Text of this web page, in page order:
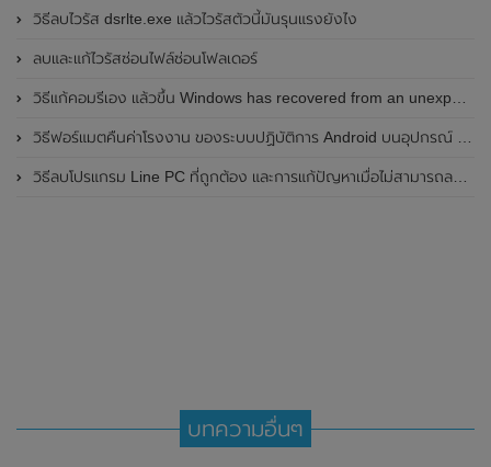
วิธีลบไวรัส dsrlte.exe แล้วไวรัสตัวนี้มันรุนแรงยังไง
ลบและแก้ไวรัสซ่อนไฟล์ซ่อนโฟลเดอร์
วิธีแก้คอมรีเอง แล้วขึ้น Windows has recovered from an unexpected shutdown
วิธีฟอร์แมตคืนค่าโรงงาน ของระบบปฏิบัติการ Android บนอุปกรณ์ Samsung Galaxy
วิธีลบโปรแกรม Line PC ที่ถูกต้อง และการแก้ปัญหาเมื่อไม่สามารถลบโปรแกรมไลน์ได้
บทความอื่นๆ